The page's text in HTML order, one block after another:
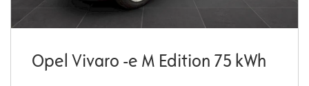
Opel Vivaro -e M Edition 75 kWh